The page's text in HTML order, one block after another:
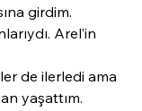
girdim.
Arel’in
de ilerledi ama
yaşattım.